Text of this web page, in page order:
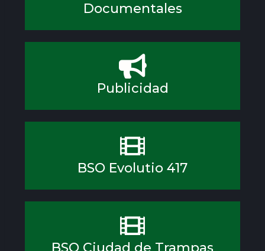
Documentales
Publicidad
BSO Evolutio 417
BSO Ciudad de Trampas